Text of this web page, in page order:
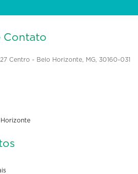
Contato
Centro - Belo Horizonte, MG, 30160-031